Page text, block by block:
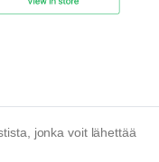
jonka voit lähettää